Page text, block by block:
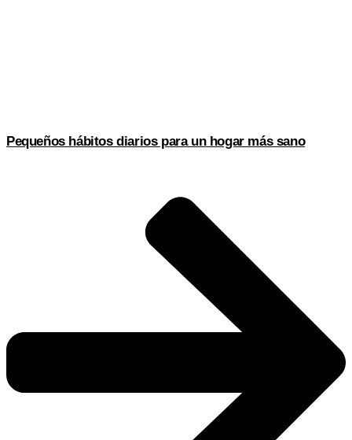
Pequeños hábitos diarios para un hogar más sano